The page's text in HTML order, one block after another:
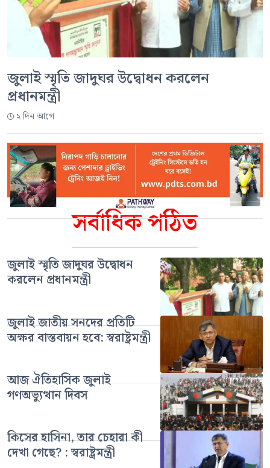
সর্বাধিক পঠিত
জুলাই স্মৃতি জাদুঘর উদ্বোধন
করলেন প্রধানমন্ত্রী
জুলাই জাতীয় সনদের প্রতিটি
অক্ষর বাস্তবায়ন হবে: স্বরাষ্ট্রমন্ত্রী
আজ ঐতিহাসিক জুলাই
গণঅভ্যুত্থান দিবস
কিসের হাসিনা, তার চেহারা কী
দেখা গেছে? : স্বরাষ্ট্রমন্ত্রী
জুলাই স্মৃতি জাদুঘর উদ্বোধন করলেন
প্রধানমন্ত্রী
২ দিন আগে